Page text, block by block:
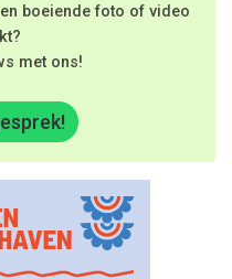
boeiende foto of video
met ons!